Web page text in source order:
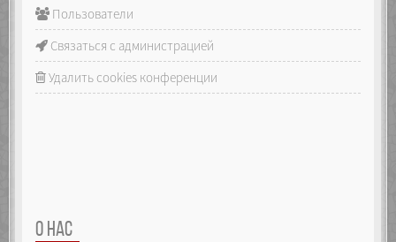
Пользователи
Связаться с администрацией
Удалить cookies конференции
О НАС